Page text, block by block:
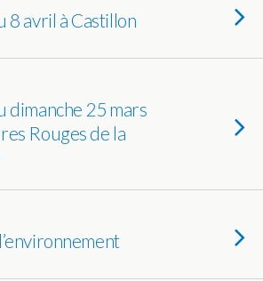
8 avril à Castillon
dimanche 25 mars
Rouges de la